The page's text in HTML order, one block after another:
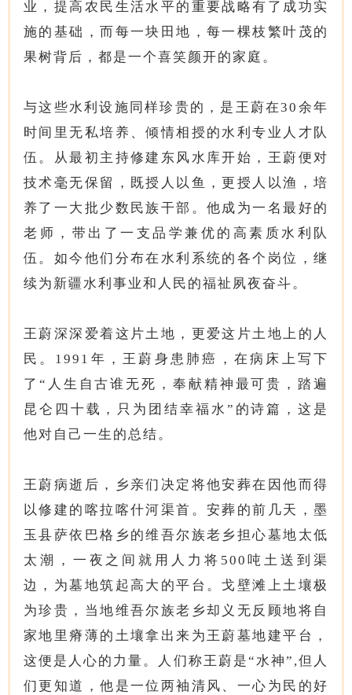
业，提高农民生活水平的重要战略有了成功实
施的基础，而每一块田地，每一棵枝繁叶茂的
果树背后，都是一个喜笑颜开的家庭。
与这些水利设施同样珍贵的，是王蔚在30余年
时间里无私培养、倾情相授的水利专业人才队
伍。从最初主持修建东风水库开始，王蔚便对
技术毫无保留，既授人以鱼，更授人以渔，培
养了一大批少数民族干部。他成为一名最好的
老师，带出了一支品学兼优的高素质水利队
伍。如今他们分布在水利系统的各个岗位，继
续为新疆水利事业和人民的福祉夙夜奋斗。
王蔚深深爱着这片土地，更爱这片土地上的人
民。1991年，王蔚身患肺癌，在病床上写下
了“人生自古谁无死，奉献精神最可贵，踏遍
昆仑四十载，只为团结幸福水”的诗篇，这是
他对自己一生的总结。
王蔚病逝后，乡亲们决定将他安葬在因他而得
以修建的喀拉喀什河渠首。安葬的前几天，墨
玉县萨依巴格乡的维吾尔族老乡担心墓地太低
太潮，一夜之间就用人力将500吨土送到渠
边，为墓地筑起高大的平台。戈壁滩上土壤极
为珍贵，当地维吾尔族老乡却义无反顾地将自
家地里瘠薄的土壤拿出来为王蔚墓地建平台，
这便是人心的力量。人们称王蔚是“水神”,但人
们更知道，他是一位两袖清风、一心为民的好